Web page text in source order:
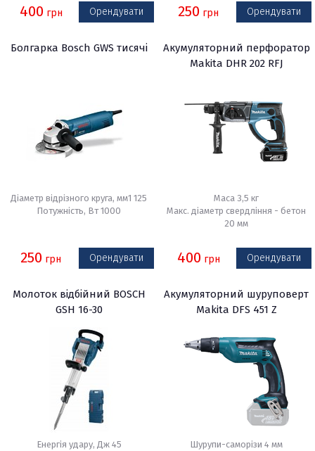
400 грн Орендувати 250 грн Орендувати
Болгарка Bosch GWS тисячі
Діаметр відрізного круга, мм1 125
Потужність, Вт 1000
250 грн Орендувати
Акумуляторний перфоратор
Makita DHR 202 RFJ
Маса 3,5 кг
Макс. діаметр свердління - бетон
20 мм
400 грн Орендувати
Молоток відбійний BOSCH
GSH 16-30
Енергія удару, Дж 45
Акумуляторний шуруповерт
Makita DFS 451 Z
Шурупи-саморізи 4 мм